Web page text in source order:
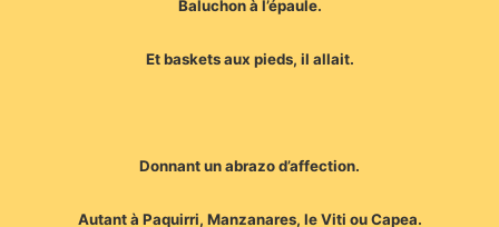
Baluchon à l’épaule.
Et baskets aux pieds, il allait.
Donnant un abrazo d’affection.
Autant à Paquirri, Manzanares, le Viti ou Capea.